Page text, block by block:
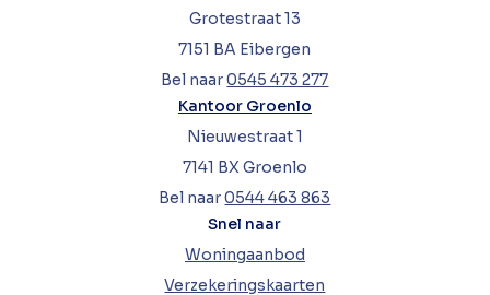
Grotestraat 13
7151 BA Eibergen
Bel naar0545 473 277
Kantoor Groenlo
Nieuwestraat 1
7141 BX Groenlo
Bel naar0544 463 863
Snel naar
Woningaanbod
Verzekeringskaarten